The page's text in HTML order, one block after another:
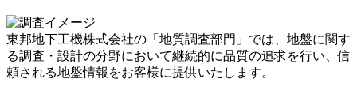
東邦地下工機株式会社の「地質調査部門」では、地盤に関す
る調査・設計の分野において継続的に品質の追求を行い、信
頼される地盤情報をお客様に提供いたします。